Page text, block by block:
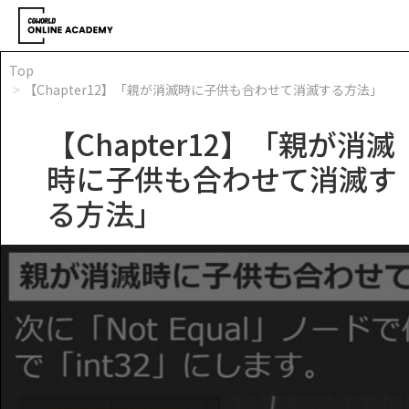
Top
【Chapter12】「親が消滅時に子供も合わせて消滅する方法」
【Chapter12】「親が消滅
時に子供も合わせて消滅す
る方法」